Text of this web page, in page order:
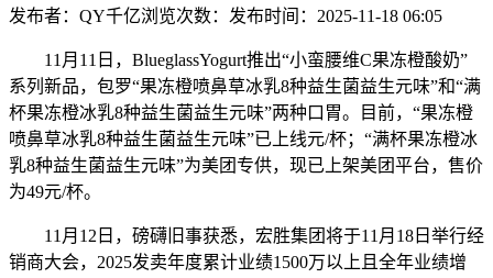
发布者： QY千亿浏览次数： 发布时间： 2025-11-18 06:05
11月11日，BlueglassYogurt推出“小蛮腰维C果冻橙酸奶”
系列新品，包罗“果冻橙喷鼻草冰乳8种益生菌益生元味”和“满
杯果冻橙冰乳8种益生菌益生元味”两种口胃。目前，“果冻橙
喷鼻草冰乳8种益生菌益生元味”已上线元/杯；“满杯果冻橙冰
乳8种益生菌益生元味”为美团专供，现已上架美团平台，售价
为49元/杯。
11月12日，磅礴旧事获悉，宏胜集团将于11月18日举行经
销商大会，2025发卖年度累计业绩1500万以上且全年业绩增